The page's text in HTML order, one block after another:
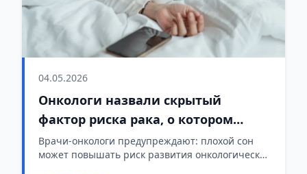
04.05.2026
Онкологи назвали скрытый
фактор риска рака, о котором
редко говорят
Врачи-онкологи предупреждают: плохой сон
может повышать риск развития онкологических